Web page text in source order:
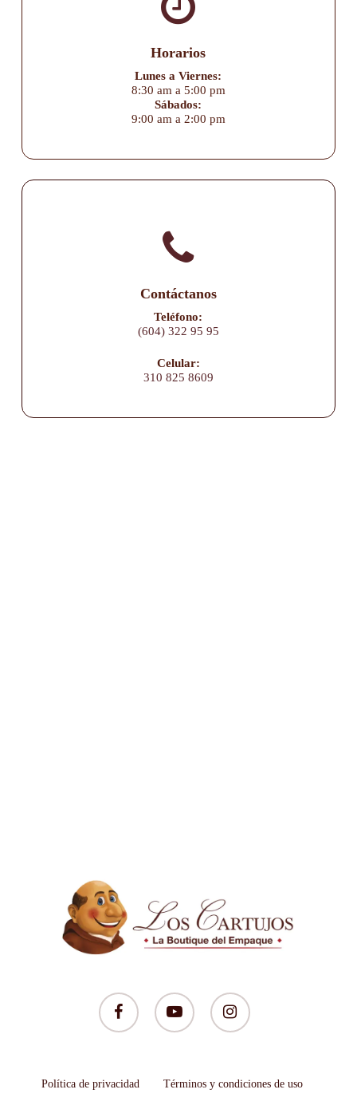
Horarios
Lunes a Viernes:
8:30 am a 5:00 pm
Sábados:
9:00 am a 2:00 pm
Contáctanos
Teléfono:
(604) 322 95 95
Celular:
310 825 8609
facebook youtube instagram
Política de privacidad Términos y condiciones de uso